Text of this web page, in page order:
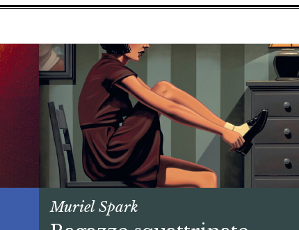
Muriel Spark